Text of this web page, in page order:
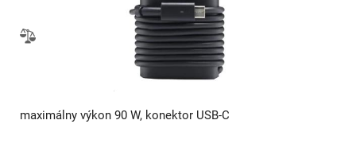
maximálny výkon 90 W, konektor USB-C